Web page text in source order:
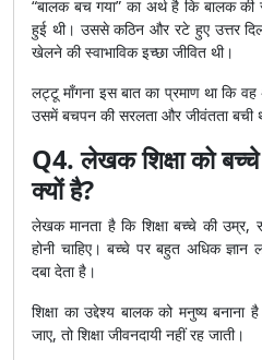
“बालक बच गया” का अर्थ है कि बालक की
हुई थी। उससे कठिन और रटे हुए उत्तर
खेलने की स्वाभाविक इच्छा जीवित थी।
लट्टू माँगना इस बात का प्रमाण था कि
उसमें बचपन की सरलता और जीवंतता बची
Q4. लेखक शिक्षा को
क्यों है?
लेखक मानता है कि शिक्षा बच्चे की
होनी चाहिए। बच्चे पर बहुत अधिक ज्ञान
दबा देता है।
शिक्षा का उद्देश्य बालक को मनुष्य
जाए, तो शिक्षा जीवनदायी नहीं रह जाती।